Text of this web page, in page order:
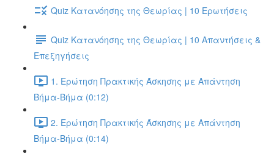
Quiz Κατανόησης της Θεωρίας | 10 Ερωτήσεις
Quiz Κατανόησης της Θεωρίας | 10 Απαντήσεις &
Επεξηγήσεις
1. Ερώτηση Πρακτικής Άσκησης με Απάντηση
Βήμα-Βήμα (0:12)
2. Ερώτηση Πρακτικής Άσκησης με Απάντηση
Βήμα-Βήμα (0:14)